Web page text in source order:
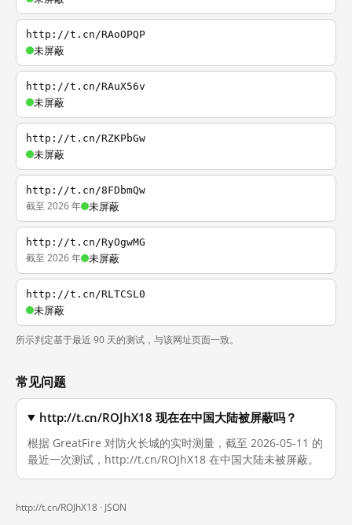
http://t.cn/RAoOPQP
未屏蔽
http://t.cn/RAuX56v
未屏蔽
http://t.cn/RZKPbGw
未屏蔽
http://t.cn/8FDbmQw
截至 2026 年 未屏蔽
http://t.cn/RyOgwMG
截至 2026 年 未屏蔽
http://t.cn/RLTCSL0
未屏蔽
所示判定基于最近 90 天的测试，与该网址页面一致。
常见问题
http://t.cn/ROJhX18 现在在中国大陆被屏蔽吗？
根据 GreatFire 对防火长城的实时测量，截至 2026-05-11 的
最近一次测试，http://t.cn/ROJhX18 在中国大陆未被屏蔽。
http://t.cn/ROJhX18 · JSON